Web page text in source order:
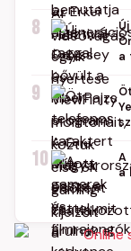
8
a
9
10
A
a